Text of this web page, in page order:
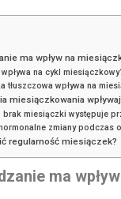
ma wpływ na
na cykl
tłuszczowa wpływa na
miesiączkowania
brak miesiączki występuje
zmiany podczas
regularność miesiączek?
ma